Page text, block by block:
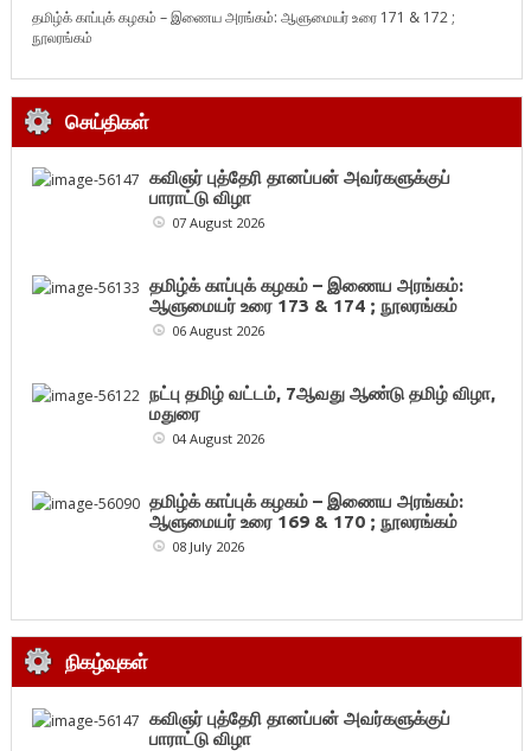
தமிழ்க் காப்புக் கழகம் – இணைய அரங்கம்: ஆளுமையர் உரை 171 & 172 ;
நூலரங்கம்
செய்திகள்
கவிஞர் புத்தேரி தானப்பன் அவர்களுக்குப்
பாராட்டு விழா
07 August 2026
தமிழ்க் காப்புக் கழகம் – இணைய அரங்கம்:
ஆளுமையர் உரை 173 & 174 ; நூலரங்கம்
06 August 2026
நட்பு தமிழ் வட்டம், 7ஆவது ஆண்டு தமிழ் விழா,
மதுரை
04 August 2026
தமிழ்க் காப்புக் கழகம் – இணைய அரங்கம்:
ஆளுமையர் உரை 169 & 170 ; நூலரங்கம்
08 July 2026
நிகழ்வுகள்
கவிஞர் புத்தேரி தானப்பன் அவர்களுக்குப்
பாராட்டு விழா